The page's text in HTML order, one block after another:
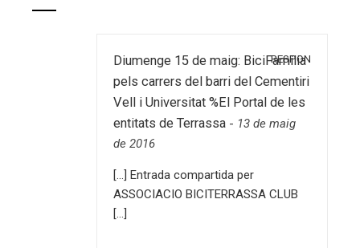
Diumenge 15 de maig: BiciFamília
pels carrers del barri del Cementiri
Vell i Universitat %El Portal de les
entitats de Terrassa - 13 de maig
de 2016
RESPON
[…] Entrada compartida per
ASSOCIACIO BICITERRASSA CLUB
[…]